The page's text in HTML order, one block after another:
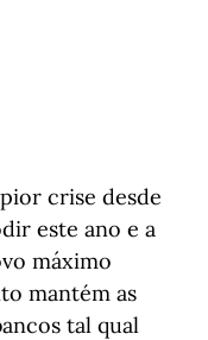
crise desde
este ano e a
máximo
mantém as
tal qual